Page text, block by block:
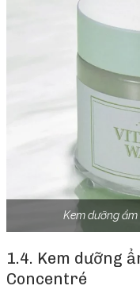
Kem dưỡng ẩm
1.4. Kem dưỡng
Concentré